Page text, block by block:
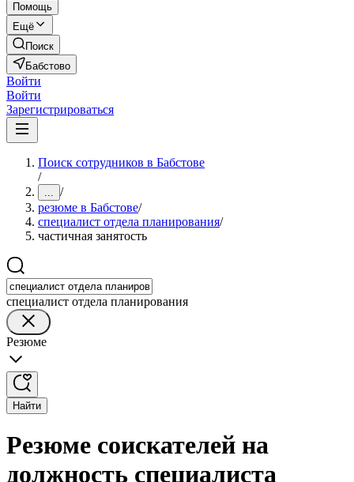
Помощь
Ещё
Поиск
Бабстово
Войти
Войти
Зарегистрироваться
Поиск сотрудников в Бабстове
/
... /
резюме в Бабстове/
специалист отдела планирования/
частичная занятость
специалист отдела планирования
Резюме
Найти
Резюме соискателей на
должность специалиста